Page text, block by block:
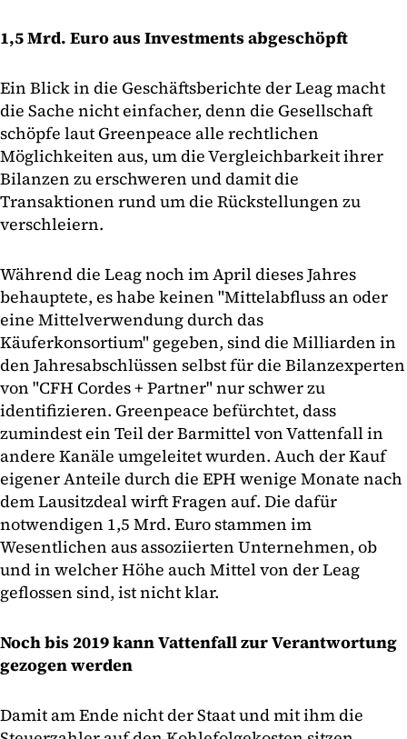
1,5 Mrd. Euro aus Investments abgeschöpft
Ein Blick in die Geschäftsberichte der Leag macht
die Sache nicht einfacher, denn die Gesellschaft
schöpfe laut Greenpeace alle rechtlichen
Möglichkeiten aus, um die Vergleichbarkeit ihrer
Bilanzen zu erschweren und damit die
Transaktionen rund um die Rückstellungen zu
verschleiern.
Während die Leag noch im April dieses Jahres
behauptete, es habe keinen "Mittelabfluss an oder
eine Mittelverwendung durch das
Käuferkonsortium" gegeben, sind die Milliarden in
den Jahresabschlüssen selbst für die Bilanzexperten
von "CFH Cordes + Partner" nur schwer zu
identifizieren. Greenpeace befürchtet, dass
zumindest ein Teil der Barmittel von Vattenfall in
andere Kanäle umgeleitet wurden. Auch der Kauf
eigener Anteile durch die EPH wenige Monate nach
dem Lausitzdeal wirft Fragen auf. Die dafür
notwendigen 1,5 Mrd. Euro stammen im
Wesentlichen aus assoziierten Unternehmen, ob
und in welcher Höhe auch Mittel von der Leag
geflossen sind, ist nicht klar.
Noch bis 2019 kann Vattenfall zur Verantwortung
gezogen werden
Damit am Ende nicht der Staat und mit ihm die